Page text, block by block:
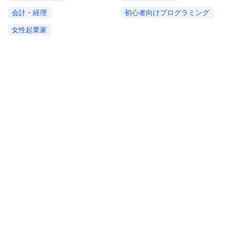
会計・経理
初心者向けプログラミング
女性起業家